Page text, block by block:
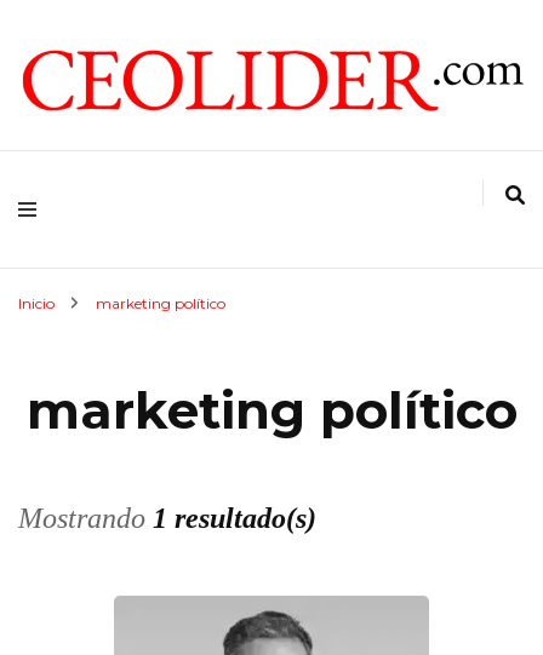
CEOLIDER.COM
Inicio marketing político
marketing político
Mostrando 1 resultado(s)